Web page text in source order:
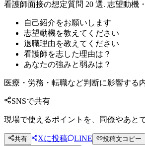
看護師面接の想定質問 20 選. 志望動機
自己紹介をお願いします
志望動機を教えてください
退職理由を教えてください
看護師を志した理由は？
あなたの強みと弱みは？
医療・労務・転職など判断に影響する
SNSで共有
現場で使えるポイントを、同僚やあと
共有 Xに投稿 LINE
投稿文コピー